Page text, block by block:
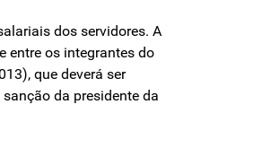
dos servidores. A
entre os integrantes do
que deverá ser
da presidente da